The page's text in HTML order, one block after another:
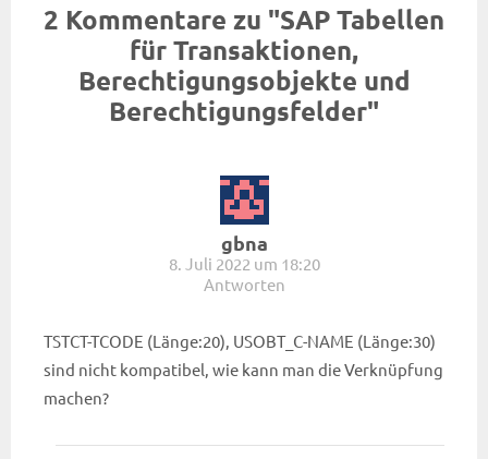
2 Kommentare zu "SAP Tabellen
für Transaktionen,
Berechtigungsobjekte und
Berechtigungsfelder"
gbna
8. Juli 2022 um 18:20
Antworten
TSTCT-TCODE (Länge:20), USOBT_C-NAME (Länge:30)
sind nicht kompatibel, wie kann man die Verknüpfung
machen?